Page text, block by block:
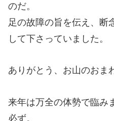
のだ。
足の故障の旨を伝え、断
して下さっていました。
ありがとう、お山のおま
来年は万全の体勢で臨み
必ず。